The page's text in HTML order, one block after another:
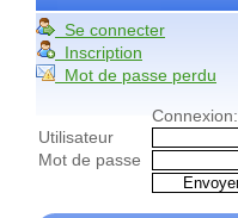
Se connecter
Inscription
Mot de passe perdu
Connexion:
Utilisateur
Mot de passe